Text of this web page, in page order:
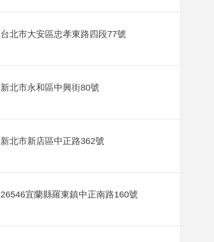
北市大安區忠孝東路四段77號
北市永和區中興街80號
北市新店區中正路362號
宜蘭縣羅東鎮中正南路160號